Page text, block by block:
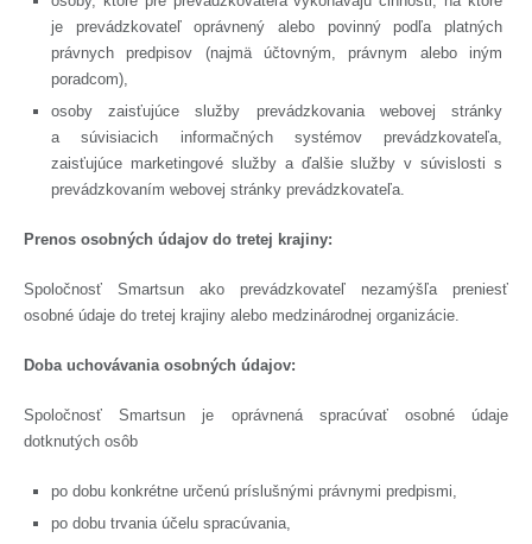
je prevádzkovateľ oprávnený alebo povinný podľa platných
právnych predpisov (najmä účtovným, právnym alebo iným
poradcom),
osoby zaisťujúce služby prevádzkovania webovej stránky
a súvisiacich informačných systémov prevádzkovateľa,
zaisťujúce marketingové služby a ďalšie služby v súvislosti s
prevádzkovaním webovej stránky prevádzkovateľa.
Prenos osobných údajov do tretej krajiny:
Spoločnosť Smartsun ako prevádzkovateľ nezamýšľa preniesť
osobné údaje do tretej krajiny alebo medzinárodnej organizácie.
Doba uchovávania osobných údajov:
Spoločnosť Smartsun je oprávnená spracúvať osobné údaje
dotknutých osôb
po dobu konkrétne určenú príslušnými právnymi predpismi,
po dobu trvania účelu spracúvania,